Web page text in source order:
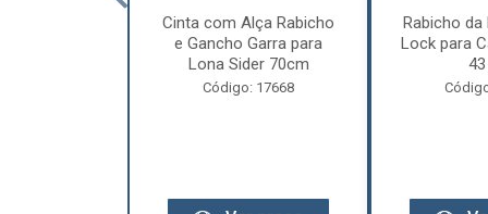
Cinta com Alça Rabicho
e Gancho Garra para
Lona Sider 70cm
Código: 17668
Rabicho da
Lock para